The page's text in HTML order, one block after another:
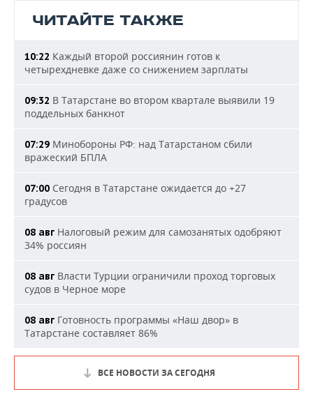
ЧИТАЙТЕ ТАКЖЕ
10:22 Каждый второй россиянин готов к
четырехдневке даже со снижением зарплаты
09:32 В Татарстане во втором квартале выявили 19
поддельных банкнот
07:29 Минобороны РФ: над Татарстаном сбили
вражеский БПЛА
07:00 Сегодня в Татарстане ожидается до +27
градусов
08 авг Налоговый режим для самозанятых одобряют
34% россиян
08 авг Власти Турции ограничили проход торговых
судов в Черное море
08 авг Готовность программы «Наш двор» в
Татарстане составляет 86%
ВСЕ НОВОСТИ ЗА СЕГОДНЯ